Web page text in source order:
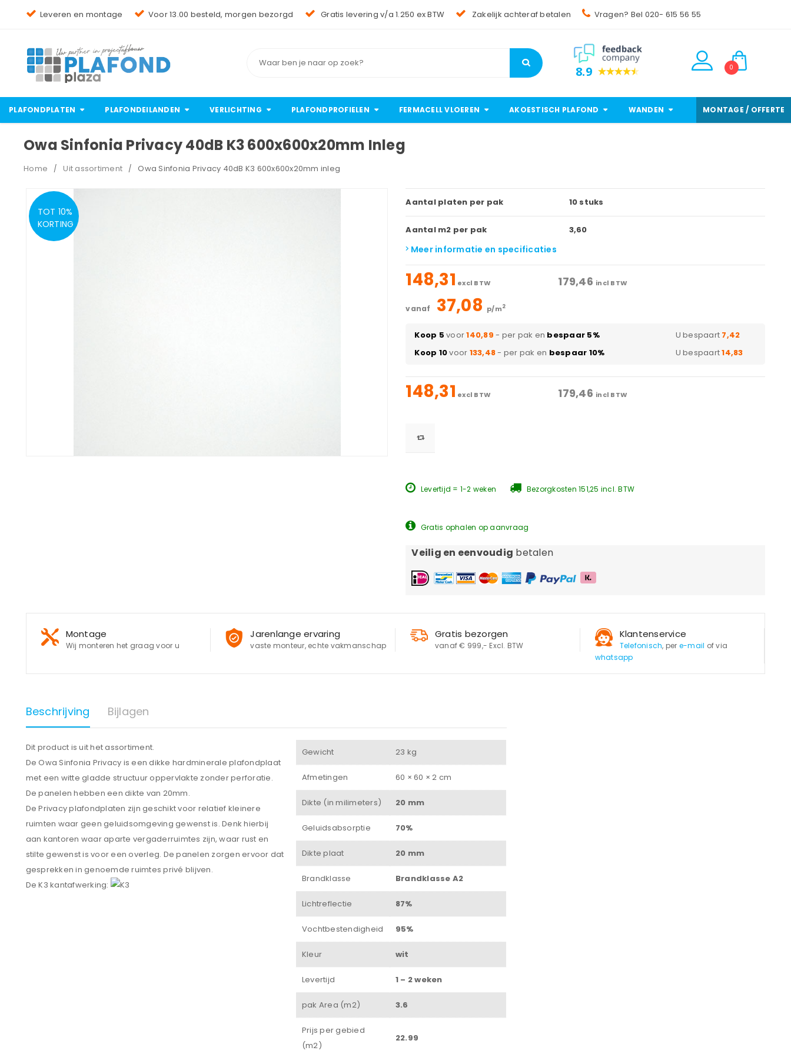
Gebruikersnaam of e-mailadres*
Wachtwoord*
Onthouden
JE WACHTWOORD VERGETEN?
Leveren en montage Voor 13.00 besteld, morgen bezorgd Gratis levering v/a 1.250 ex BTW Zakelijk achteraf betalen Vragen? Bel 020- 615 56 55
8.9 0
PLAFONDPLATEN PLAFONDEILANDEN VERLICHTING PLAFONDPROFIELEN FERMACELL VLOEREN AKOESTISCH PLAFOND WANDEN MONTAGE / OFFERTE
Owa Sinfonia Privacy 40dB K3 600x600x20mm Inleg
Home / Uit assortiment / Owa Sinfonia Privacy 40dB K3 600x600x20mm inleg
TOT 10%
KORTING
OP=OP
Aantal platen per pak 10 stuks
Aantal m2 per pak 3,60
Meer informatie en specificaties
148,31 excl BTW 179,46 incl BTW
vanaf 37,08 p/m2
Koop 5 voor140,89 - per pak en bespaar 5% U bespaart 7,42
Koop 10voor 133,48- per pak en bespaar 10% U bespaart14,83
148,31 excl BTW 179,46 incl BTW
Levertijd = 1-2 weken Bezorgkosten 151,25 incl. BTW
Gratis ophalen op aanvraag
Veilig en eenvoudig betalen
Montage
Wij monteren het graag voor u
Jarenlange ervaring
vaste monteur, echte vakmanschap
Gratis bezorgen
vanaf € 999,- Excl. BTW
Klantenservice
Telefonisch, per e-mail of via
whatsapp
Beschrijving Bijlagen
Dit product is uit het assortiment.
De Owa Sinfonia Privacy is een dikke hardminerale plafondplaat
met een witte gladde structuur oppervlakte zonder perforatie.
De panelen hebben een dikte van 20mm.
De Privacy plafondplaten zijn geschikt voor relatief kleinere
ruimten waar geen geluidsomgeving gewenst is. Denk hierbij
aan kantoren waar aparte vergaderruimtes zijn, waar rust en
stilte gewenst is voor een overleg. De panelen zorgen ervoor dat
gesprekken in genoemde ruimtes privé blijven.
De K3 kantafwerking:
Gewicht 23 kg
Afmetingen 60 × 60 × 2 cm
Dikte (in milimeters) 20 mm
Geluidsabsorptie 70%
Dikte plaat 20 mm
Brandklasse Brandklasse A2
Lichtreflectie 87%
Vochtbestendigheid 95%
Kleur wit
Levertijd 1 – 2 weken
pak Area (m2) 3.6
Prijs per gebied
(m2)
22.99